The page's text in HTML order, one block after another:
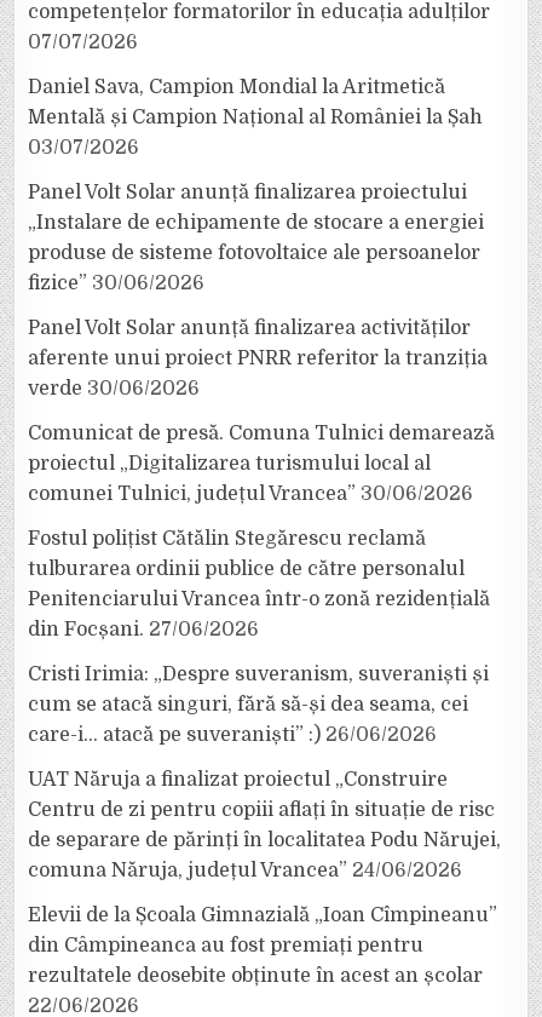
competențelor formatorilor în educația adulților
07/07/2026
Daniel Sava, Campion Mondial la Aritmetică
Mentală și Campion Național al României la Șah
03/07/2026
Panel Volt Solar anunță finalizarea proiectului
„Instalare de echipamente de stocare a energiei
produse de sisteme fotovoltaice ale persoanelor
fizice” 30/06/2026
Panel Volt Solar anunță finalizarea activităților
aferente unui proiect PNRR referitor la tranziția
verde 30/06/2026
Comunicat de presă. Comuna Tulnici demarează
proiectul „Digitalizarea turismului local al
comunei Tulnici, județul Vrancea” 30/06/2026
Fostul polițist Cătălin Stegărescu reclamă
tulburarea ordinii publice de către personalul
Penitenciarului Vrancea într-o zonă rezidențială
din Focșani. 27/06/2026
Cristi Irimia: „Despre suveranism, suveraniști și
cum se atacă singuri, fără să-și dea seama, cei
care-i… atacă pe suveraniști” :) 26/06/2026
UAT Năruja a finalizat proiectul „Construire
Centru de zi pentru copiii aflați în situație de risc
de separare de părinți în localitatea Podu Nărujei,
comuna Năruja, județul Vrancea” 24/06/2026
Elevii de la Școala Gimnazială „Ioan Cîmpineanu”
din Câmpineanca au fost premiați pentru
rezultatele deosebite obținute în acest an școlar
22/06/2026